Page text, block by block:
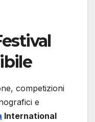
competizioni
e
International